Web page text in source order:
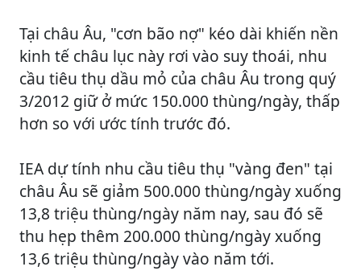
Tại châu Âu, "cơn bão nợ" kéo dài khiến nền
kinh tế châu lục này rơi vào suy thoái, nhu
cầu tiêu thụ dầu mỏ của châu Âu trong quý
3/2012 giữ ở mức 150.000 thùng/ngày, thấp
hơn so với ước tính trước đó.
IEA dự tính nhu cầu tiêu thụ "vàng đen" tại
châu Âu sẽ giảm 500.000 thùng/ngày xuống
13,8 triệu thùng/ngày năm nay, sau đó sẽ
thu hẹp thêm 200.000 thùng/ngày xuống
13,6 triệu thùng/ngày vào năm tới.